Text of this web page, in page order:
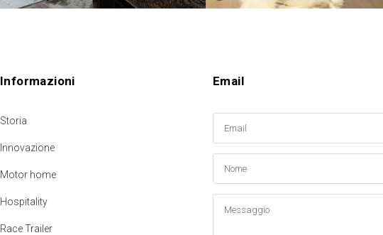
Informazioni
Storia
Innovazione
Motor home
Hospitality
Race Trailer
Email